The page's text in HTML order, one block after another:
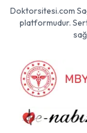
Doktorsitesi.com
platformudur.